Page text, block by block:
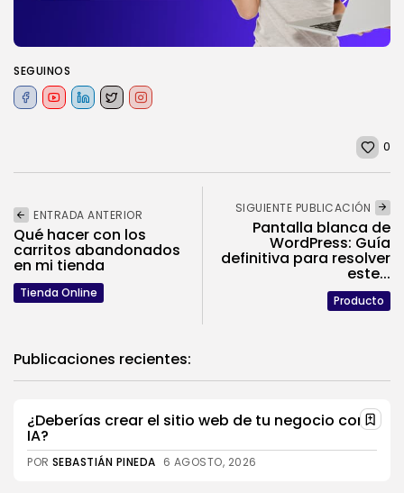
SEGUINOS
0
ENTRADA ANTERIOR
Qué hacer con los
carritos abandonados
en mi tienda
Tienda Online
SIGUIENTE PUBLICACIÓN
Pantalla blanca de
WordPress: Guía
definitiva para resolver
este...
Producto
Publicaciones recientes:
¿Deberías crear el sitio web de tu negocio con
IA?
POR SEBASTIÁN PINEDA 6 AGOSTO, 2026